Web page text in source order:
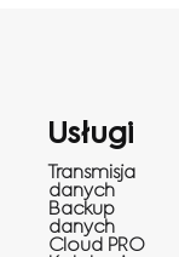
Usługi
Transmisja
danych
Backup
danych
Cloud PRO